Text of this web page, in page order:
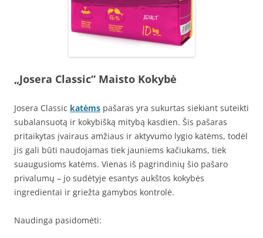
„Josera Classic“ Maisto Kokybė
Josera Classic katėms pašaras yra sukurtas siekiant suteikti
subalansuotą ir kokybišką mitybą kasdien. Šis pašaras
pritaikytas įvairaus amžiaus ir aktyvumo lygio katėms, todėl
jis gali būti naudojamas tiek jauniems kačiukams, tiek
suaugusioms katėms. Vienas iš pagrindinių šio pašaro
privalumų – jo sudėtyje esantys aukštos kokybės
ingredientai ir griežta gamybos kontrolė.
Naudinga pasidomėti: